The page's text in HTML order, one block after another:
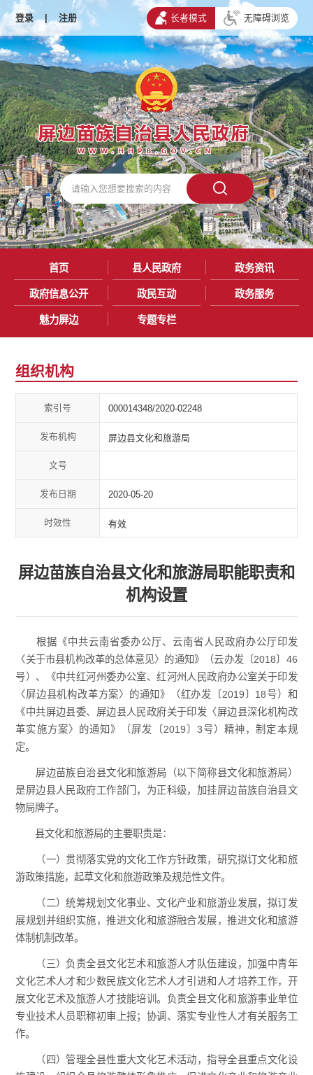
登录 | 注册 长者模式 无障碍浏览
首页 县人民政府 政务资讯
政府信息公开 政民互动 政务服务
魅力屏边 专题专栏
组织机构
索引号 000014348/2020-02248
发布机构 屏边县文化和旅游局
文号
发布日期 2020-05-20
时效性 有效
屏边苗族自治县文化和旅游局职能职责和
机构设置
根据《中共云南省委办公厅、云南省人民政府办公厅印发
〈关于市县机构改革的总体意见〉的通知》（云办发〔2018〕46
号）、《中共红河州委办公室、红河州人民政府办公室关于印发
〈屏边县机构改革方案〉的通知》（红办发〔2019〕18号）和
《中共屏边县委、屏边县人民政府关于印发〈屏边县深化机构改
革实施方案〉的通知》（屏发〔2019〕3号）精神，制定本规
定。
屏边苗族自治县文化和旅游局（以下简称县文化和旅游局）
是屏边县人民政府工作部门，为正科级，加挂屏边苗族自治县文
物局牌子。
县文化和旅游局的主要职责是：
（一）贯彻落实党的文化工作方针政策，研究拟订文化和旅
游政策措施，起草文化和旅游政策及规范性文件。
（二）统筹规划文化事业、文化产业和旅游业发展，拟订发
展规划并组织实施，推进文化和旅游融合发展，推进文化和旅游
体制机制改革。
（三）负责全县文化艺术和旅游人才队伍建设，加强中青年
文化艺术人才和少数民族文化艺术人才引进和人才培养工作，开
展文化艺术及旅游人才技能培训。负责全县文化和旅游事业单位
专业技术人员职称初审上报；协调、落实专业性人才有关服务工
作。
（四）管理全县性重大文化艺术活动，指导全县重点文化设